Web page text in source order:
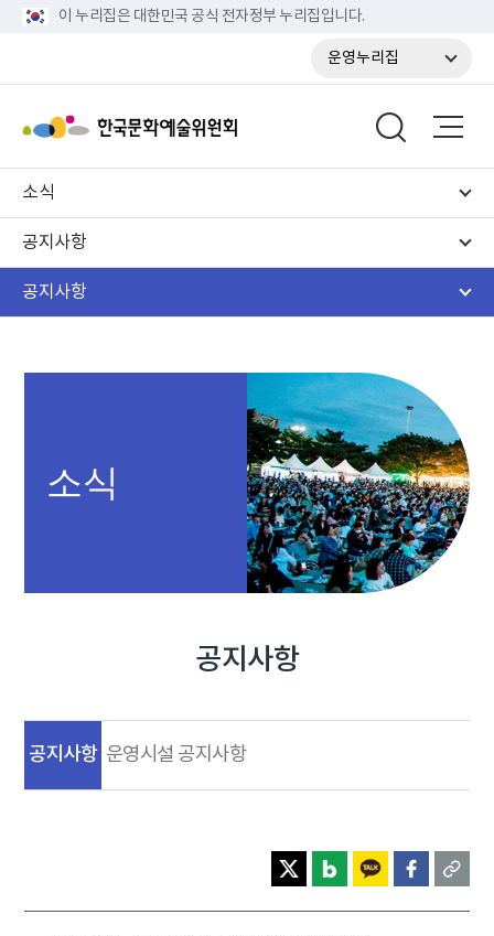
이 누리집은 대한민국 공식 전자정부 누리집입니다.
운영누리집
소식
공지사항
공지사항
소식
공지사항
공지사항 운영시설 공지사항